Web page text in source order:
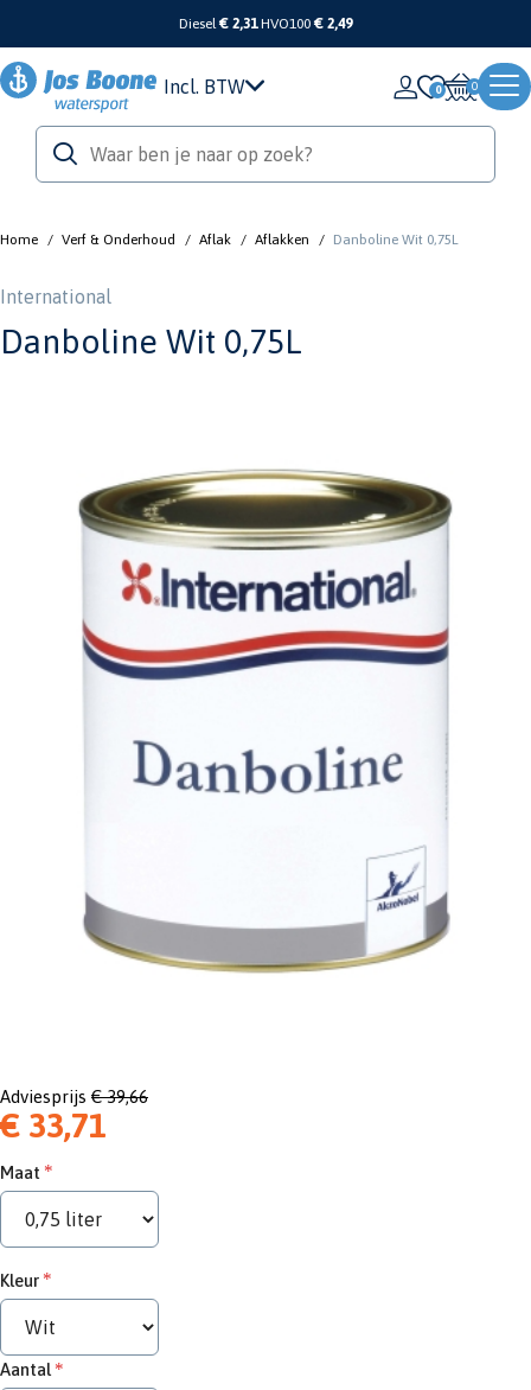
Diesel€ 2,31 HVO100 € 2,49
Incl. BTW 0
Home / Verf & Onderhoud / Aflak / Aflakken / Danboline Wit 0,75L
International
Danboline Wit 0,75L
Adviesprijs € 39,66
€ 33,71
Maat
Kleur
Aantal